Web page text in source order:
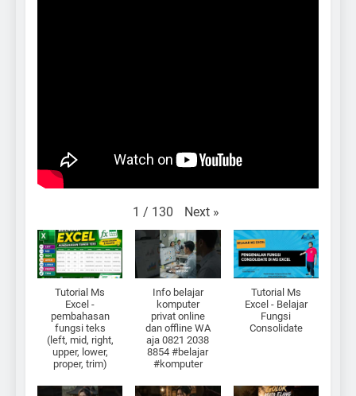
1 / 130 Next »
Tutorial Ms
Excel -
pembahasan
fungsi teks
(left, mid, right,
upper, lower,
proper, trim)
Info belajar
komputer
privat online
dan offline WA
aja 0821 2038
8854 #belajar
#komputer
Tutorial Ms
Excel - Belajar
Fungsi
Consolidate